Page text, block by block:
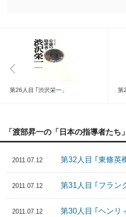
第26人目 ｢渋沢栄一」 第
「渡部昇一の「日本の指導者たち
2011.07.12 第32人目 ｢東條英
2011.07.12 第31人目 ｢フラン
2011.07.12 第30人目 ｢ヘンリ